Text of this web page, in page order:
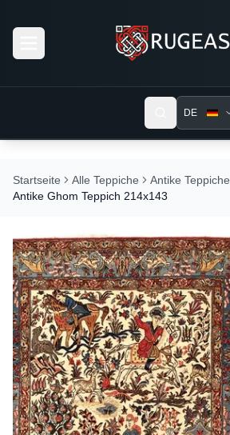
DE
Startseite Alle Teppiche
Antike Teppiche
Antike Ghom Teppich 214x143